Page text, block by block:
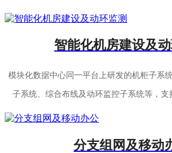
智能化机房建设及
模块化数据中心同一平台上研发的机柜子系
子系统、综合布线及动环监控子系统等，支
分支组网及移动